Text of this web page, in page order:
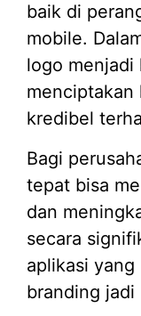
baik di
mobile.
logo menjadi
menciptakan
kredibel
Bagi
tepat bisa
dan
secara
aplikasi
branding jadi